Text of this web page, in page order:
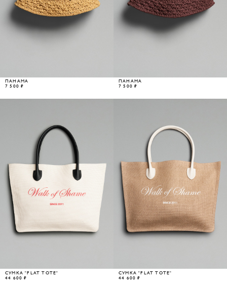
ПАНАМА
7 500 ₽
ПАНАМА
7 500 ₽
СУМКА "FLAT TOTE"
44 600 ₽
СУМКА "FLAT TOTE"
44 600 ₽